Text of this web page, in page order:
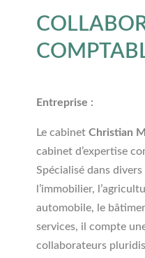
Entreprise :
Le cabinet Christian
cabinet d’expertise
Spécialisé dans
l’immobilier,
automobile, le
services, il compte
collaborateurs